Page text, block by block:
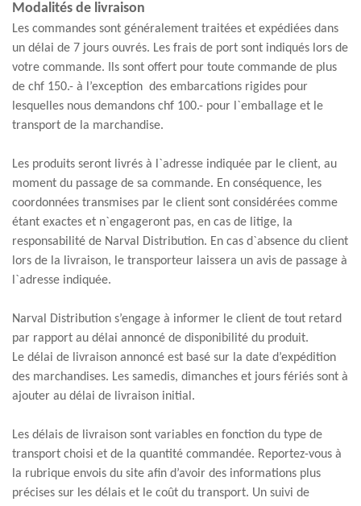
Modalités de livraison
Les commandes sont généralement traitées et expédiées dans
un délai de 7 jours ouvrés. Les frais de port sont indiqués lors de
votre commande. Ils sont offert pour toute commande de plus
de chf 150.- à l’exception des embarcations rigides pour
lesquelles nous demandons chf 100.- pour l`emballage et le
transport de la marchandise.
Les produits seront livrés à l`adresse indiquée par le client, au
moment du passage de sa commande. En conséquence, les
coordonnées transmises par le client sont considérées comme
étant exactes et n`engageront pas, en cas de litige, la
responsabilité de Narval Distribution. En cas d`absence du client
lors de la livraison, le transporteur laissera un avis de passage à
l`adresse indiquée.
Narval Distribution s’engage à informer le client de tout retard
par rapport au délai annoncé de disponibilité du produit.
Le délai de livraison annoncé est basé sur la date d’expédition
des marchandises. Les samedis, dimanches et jours fériés sont à
ajouter au délai de livraison initial.
Les délais de livraison sont variables en fonction du type de
transport choisi et de la quantité commandée. Reportez-vous à
la rubrique envois du site afin d’avoir des informations plus
précises sur les délais et le coût du transport. Un suivi de